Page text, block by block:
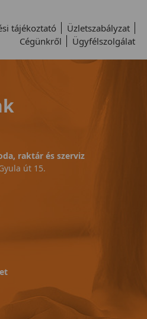
tájékoztató
Üzletszabályzat
Cégünkről
Ügyfélszolgálat
raktár és szerviz
út 15.